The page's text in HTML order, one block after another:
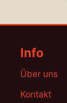
Info
Über uns
Kontakt